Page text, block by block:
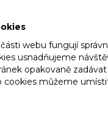
webu fungují
usnadňujeme
opakovaně
můžeme